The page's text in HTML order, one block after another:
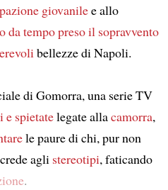
giovanilee allo
da tempo preso il sopravvento
bellezze di Napoli.
di Gomorra, una serie TV
e spietatelegate allacamorra,
le paure di chi, pur non
agli stereotipi, faticando
.